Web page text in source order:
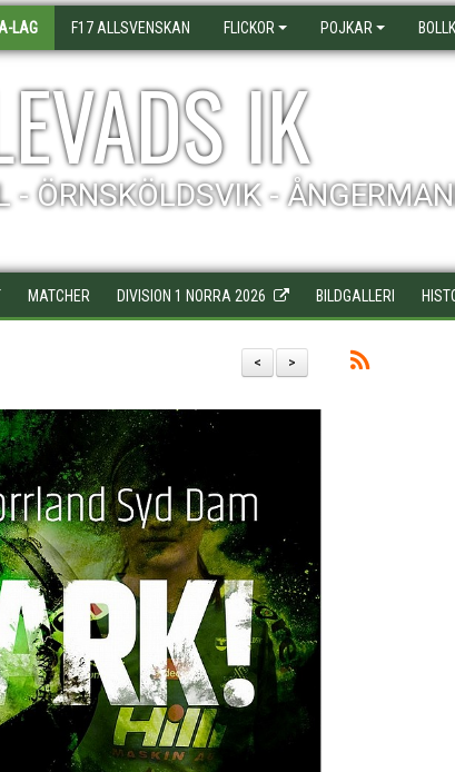
LAG F17 ALLSVENSKAN FLICKOR POJKAR
IK
- ÖRNSKÖLDSVIK -
MATCHER DIVISION 1 NORRA 2026 BILDGALLERI
>
<